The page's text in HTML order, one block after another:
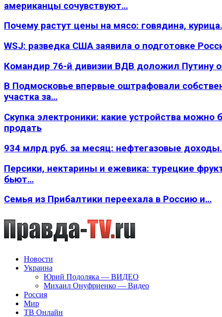
американцы сочувствуют…
Почему растут цены на мясо: говядина,
WSJ: разведка США заявила о подготовке
Командир 76-й дивизии ВДВ доложил Путину
В Подмосковье впервые оштрафовали
участка за…
Скупка электроники: какие устройства можно
продать
934 млрд руб. за месяц: нефтегазовые
Персики, нектарины и ежевика: турецкие
бьют…
Семья из Прибалтики переехала в Россию и…
Новости
Украина
Юрий Подоляка — ВИДЕО
Михаил Онуфриенко — Видео
Россия
Мир
ТВ Онлайн